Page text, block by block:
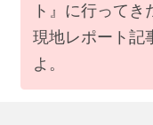
ト』に行ってき
現地レポート記
よ。